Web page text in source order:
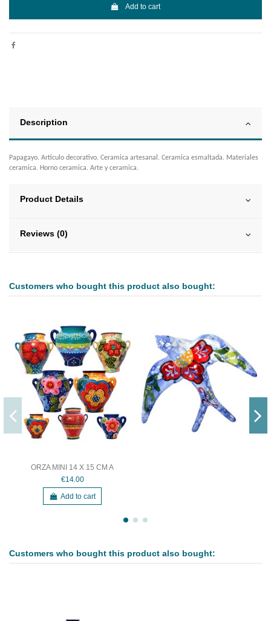
Add to cart
Description
Papagayo. Articulo decorativo. Ceramica artesanal. Ceramica esmaltada. Materiales
ceramica. Horno ceramica. Arte y ceramica.
Product Details
Reviews (0)
Customers who bought this product also bought:
ORZA MINI 14 X 15 CM A
€14.00
Add to cart
Customers who bought this product also bought: